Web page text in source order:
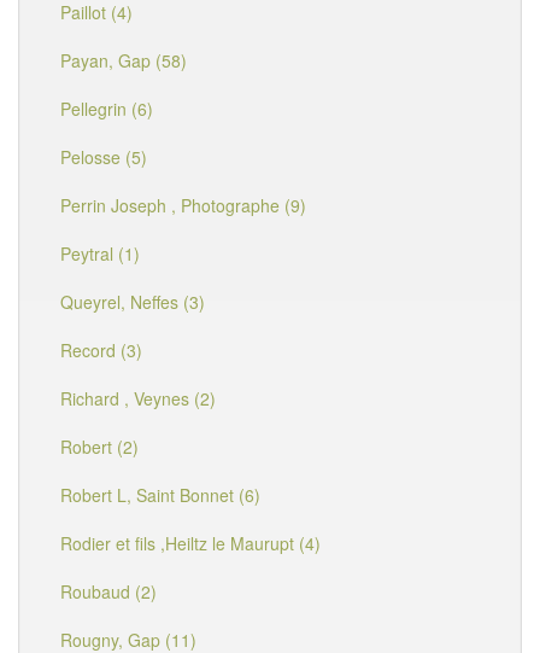
Paillot (4)
Payan, Gap (58)
Pellegrin (6)
Pelosse (5)
Perrin Joseph , Photographe (9)
Peytral (1)
Queyrel, Neffes (3)
Record (3)
Richard , Veynes (2)
Robert (2)
Robert L, Saint Bonnet (6)
Rodier et fils ,Heiltz le Maurupt (4)
Roubaud (2)
Rougny, Gap (11)